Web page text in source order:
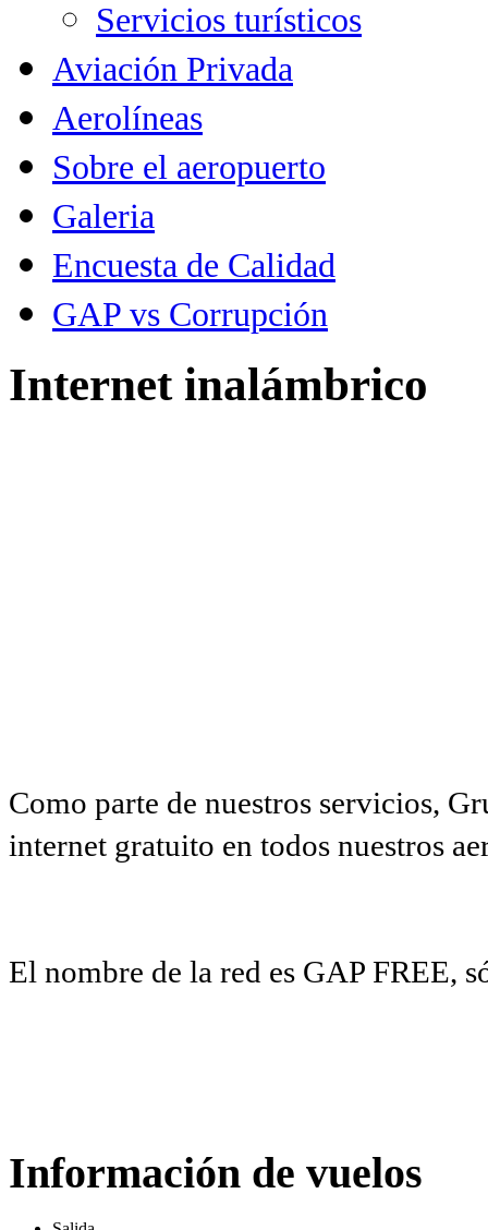
Servicios turísticos
Aviación Privada
Aerolíneas
Sobre el aeropuerto
Galeria
Encuesta de Calidad
GAP vs Corrupción
Internet inalámbrico
Como parte de nuestros servicios,
internet gratuito en todos nuestros
El nombre de la red es GAP FREE,
Información de vuelos